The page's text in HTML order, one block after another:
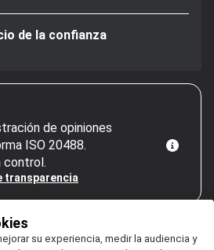
de la confianza
de opiniones
ISO 20488.
control.
transparencia
su experiencia, medir la audiencia y